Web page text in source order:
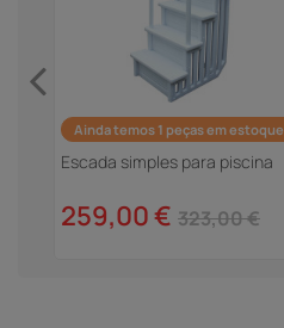
Ainda temos 1 peças em estoque
Escada simples para piscina
259,00 € 323,00 €